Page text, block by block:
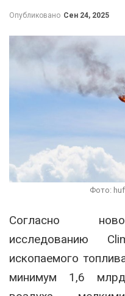
Опубликовано Сен 24, 2025
Фото:
Согласно
исследованию
ископаемого
минимум 1,6 млрд